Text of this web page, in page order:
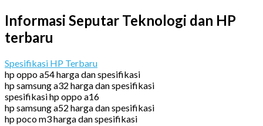
Informasi Seputar Teknologi dan HP
terbaru
Spesifikasi HP Terbaru
hp oppo a54 harga dan spesifikasi
hp samsung a32 harga dan spesifikasi
spesifikasi hp oppo a16
hp samsung a52 harga dan spesifikasi
hp poco m3 harga dan spesifikasi